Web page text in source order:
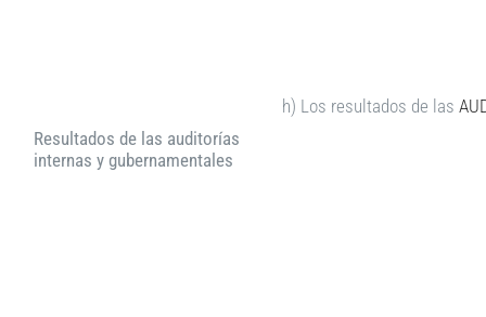
Resultados de las auditorías
internas y gubernamentales
h) Los resultados de las